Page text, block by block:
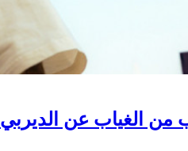
من الغياب عن الديربي